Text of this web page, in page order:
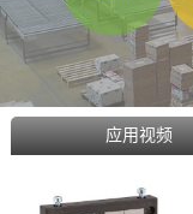
应用视频